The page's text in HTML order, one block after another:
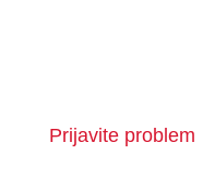
Prijavite problem